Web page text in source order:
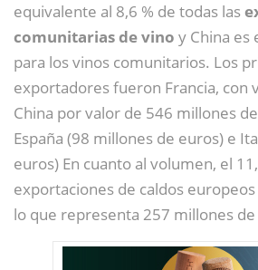
equivalente al 8,6 % de todas las
comunitarias de vino y China es
para los vinos comunitarios. Los
exportadores fueron Francia, con
China por valor de 546 millones
España (98 millones de euros) e
euros) En cuanto al volumen, el
exportaciones de caldos
lo que representa 257 millones